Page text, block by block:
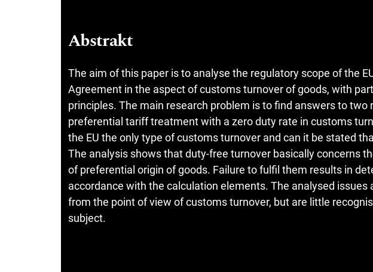
Abstrakt
The aim of this paper is to analyse the regulatory scope of the
Agreement in the aspect of customs turnover of goods, with
principles. The main research problem is to find answers to two
preferential tariff treatment with a zero duty rate in customs
the EU the only type of customs turnover and can it be stated
The analysis shows that duty-free turnover basically concerns
of preferential origin of goods. Failure to fulfil them results in
accordance with the calculation elements. The analysed
from the point of view of customs turnover, but are little
subject.